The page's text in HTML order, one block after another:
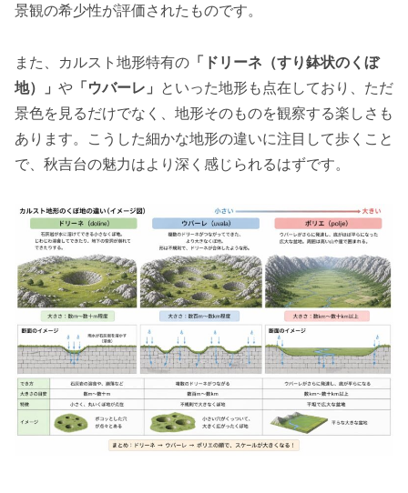
景観の希少性が評価されたものです。
また、カルスト地形特有の 「ドリーネ（すり鉢状のくぼ
地）」 や 「ウバーレ」
といった地形も点在しており、ただ
景色を見るだけでなく、地形そのものを観察する楽しさも
あります。こうした細かな地形の違いに注目して歩くこと
で、秋吉台の魅力はより深く感じられるはずです。